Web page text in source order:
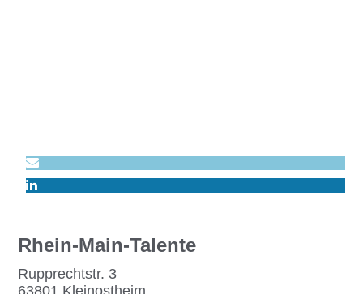
Rhein-Main-Talente
Rupprechtstr. 3
63801 Kleinostheim